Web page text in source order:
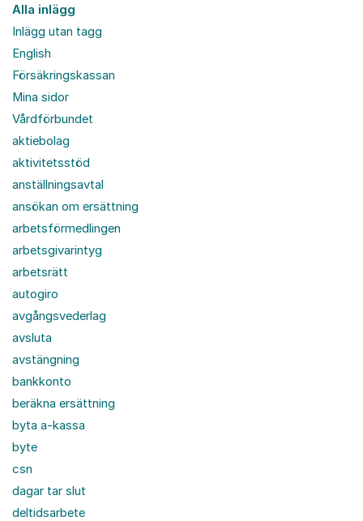
Alla inlägg
Inlägg utan tagg
English
Försäkringskassan
Mina sidor
Vårdförbundet
aktiebolag
aktivitetsstöd
anställningsavtal
ansökan om ersättning
arbetsförmedlingen
arbetsgivarintyg
arbetsrätt
autogiro
avgångsvederlag
avsluta
avstängning
bankkonto
beräkna ersättning
byta a-kassa
byte
csn
dagar tar slut
deltidsarbete